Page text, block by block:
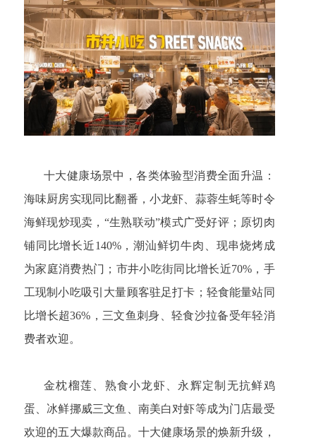
十大健康场景中，各类体验型消费全面升温：
海味厨房实现同比翻番，小龙虾、蒜蓉生蚝等时令
海鲜现炒现卖，“生熟联动”模式广受好评；原切肉
铺同比增长近140%，潮汕鲜切牛肉、现串烧烤成
为家庭消费热门；市井小吃街同比增长近70%，手
工现制小吃吸引大量顾客驻足打卡；轻食能量站同
比增长超36%，三文鱼刺身、轻食沙拉备受年轻消
费者欢迎。
金枕榴莲、熟食小龙虾、永辉定制无抗鲜鸡
蛋、冰鲜挪威三文鱼、南美白对虾等成为门店最受
欢迎的五大爆款商品。十大健康场景的焕新升级，